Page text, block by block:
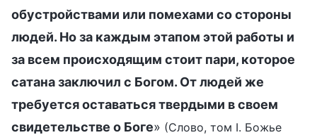
обустройствами или помехами со стороны
людей. Но за каждым этапом этой работы и
за всем происходящим стоит пари, которое
сатана заключил с Богом. От людей же
требуется оставаться твердыми в своем
свидетельстве о Боге» (Слово, том I. Божье